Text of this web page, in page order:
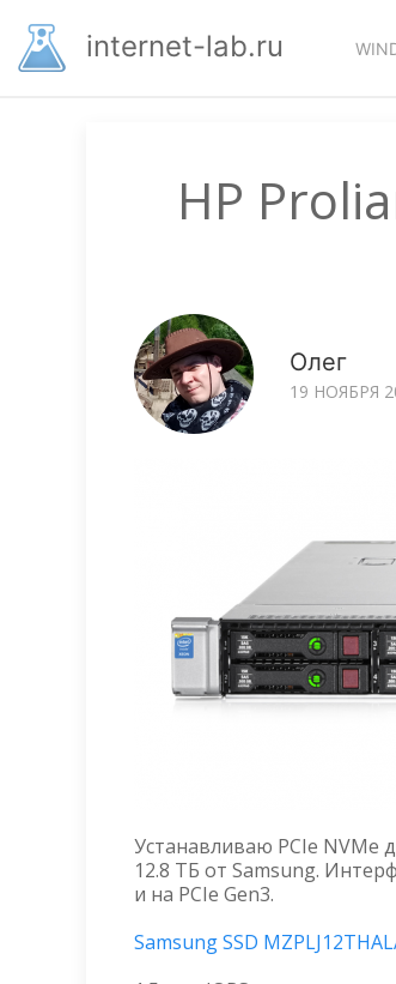
основномуinternet-lab.ru
HP
Олег
19 НОЯБРЯ
Устанавливаю PCIe NVMe
12.8 ТБ от Samsung.
и на PCIe Gen3.
Samsung SSD